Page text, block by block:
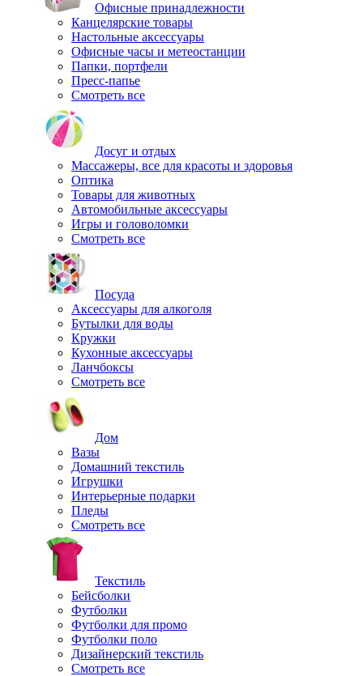
Офисные принадлежности
Канцелярские товары
Настольные аксессуары
Офисные часы и метеостанции
Папки, портфели
Пресс-папье
Смотреть все
Досуг и отдых
Массажеры, все для красоты и здоровья
Оптика
Товары для животных
Автомобильные аксессуары
Игры и головоломки
Смотреть все
Посуда
Аксессуары для алкоголя
Бутылки для воды
Кружки
Кухонные аксессуары
Ланчбоксы
Смотреть все
Дом
Вазы
Домашний текстиль
Игрушки
Интерьерные подарки
Пледы
Смотреть все
Текстиль
Бейсболки
Футболки
Футболки для промо
Футболки поло
Дизайнерский текстиль
Смотреть все